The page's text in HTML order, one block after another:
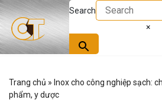
Search
×
Trang chủ » Inox cho công nghiệp sạch:
phẩm, y dược